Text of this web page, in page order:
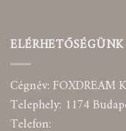
ELÉRHETŐSÉGÜNK
Cégnév: FOXDREAM
Telephely: 1174
Telefon: